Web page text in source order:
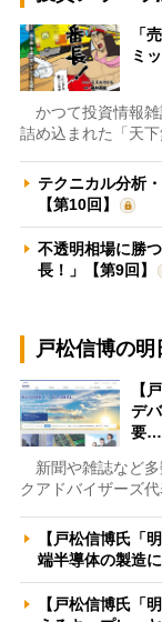
「
ミ
かつて投資情報雑
詰め込まれた「天
テクニカル分析
【第10回】
不透明相場に勝
長！」【第9回】
戸松信博の明
【
デ
要…
新聞や雑誌など多
クアドバイザーズ
【戸松信博氏「
端半導体の製造
【戸松信博氏「